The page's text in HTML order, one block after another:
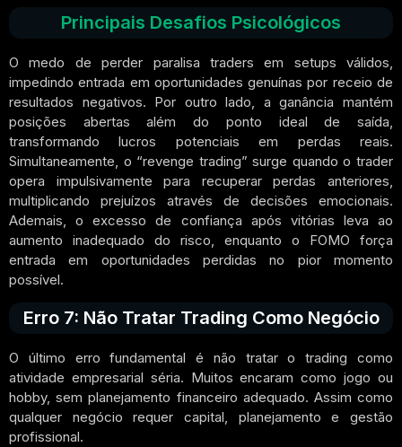
Principais Desafios Psicológicos
O medo de perder paralisa traders em setups válidos,
impedindo entrada em oportunidades genuínas por receio de
resultados negativos. Por outro lado, a ganância mantém
posições abertas além do ponto ideal de saída,
transformando lucros potenciais em perdas reais.
Simultaneamente, o “revenge trading” surge quando o trader
opera impulsivamente para recuperar perdas anteriores,
multiplicando prejuízos através de decisões emocionais.
Ademais, o excesso de confiança após vitórias leva ao
aumento inadequado do risco, enquanto o FOMO força
entrada em oportunidades perdidas no pior momento
possível.
Erro 7: Não Tratar Trading Como Negócio
O último erro fundamental é não tratar o trading como
atividade empresarial séria. Muitos encaram como jogo ou
hobby, sem planejamento financeiro adequado. Assim como
qualquer negócio requer capital, planejamento e gestão
profissional.